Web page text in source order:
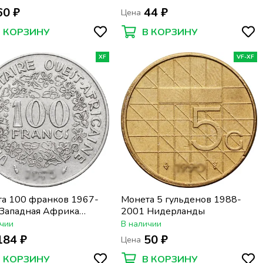
₽
КОРЗИНУ
Цена 44 ₽
В КОРЗИНУ
XF
100 франков 1967-
Африка
₽
КОРЗИНУ
VF-XF
Монета 5 гульденов 1988-
2001 Нидерланды
В наличии
Цена 50 ₽
В КОРЗИНУ